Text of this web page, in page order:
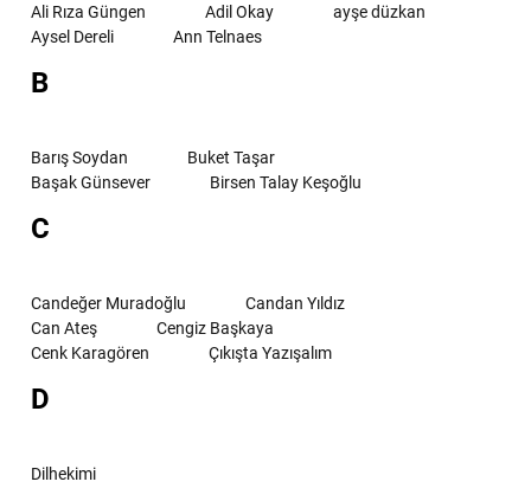
Ali Rıza Güngen
Adil Okay
ayşe düzkan
Aysel Dereli
Ann Telnaes
B
Barış Soydan
Buket Taşar
Başak Günsever
Birsen Talay Keşoğlu
C
Candeğer Muradoğlu
Candan Yıldız
Can Ateş
Cengiz Başkaya
Cenk Karagören
Çıkışta Yazışalım
D
Dilhekimi